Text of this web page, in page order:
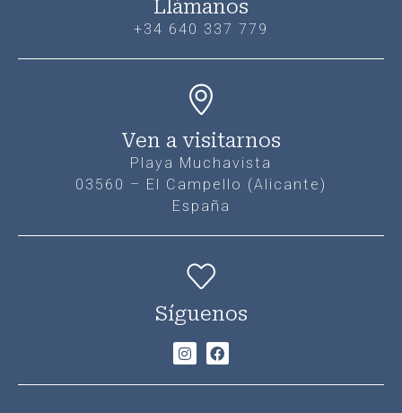
Llámanos
+34 640 337 779
Ven a visitarnos
Playa Muchavista
03560 – El Campello (Alicante)
España
Síguenos